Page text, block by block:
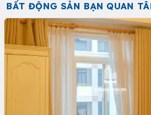
BẤT ĐỘNG SẢN BẠN QUAN